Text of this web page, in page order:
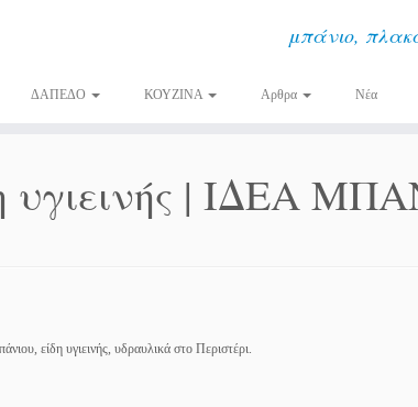
μπάνιο,
ΔΑΠΕΔΟ ΚΟΥΖΙΝΑ Αρθρα Νέα
υγιεινής | ΙΔΕΑ
είδη υγιεινής, υδραυλικά στο Περιστέρι.